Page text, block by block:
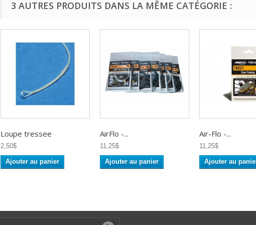
3 AUTRES PRODUITS DANS LA MÊME CATÉGORIE :
Loupe tressee
2,50$
Ajouter au panier
AirFlo -...
11,25$
Ajouter au panier
Air-Flo -...
11,25$
Ajouter au